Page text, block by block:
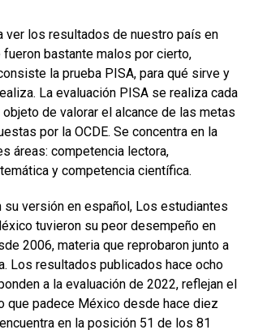
ver los resultados de nuestro país en
fueron bastante malos por cierto,
la prueba PISA, para qué sirve y
La evaluación PISA se realiza cada
de valorar el alcance de las metas
por la OCDE. Se concentra en la
áreas: competencia lectora,
y competencia científica.
su versión en español, Los estudiantes
tuvieron su peor desempeño en
2006, materia que reprobaron junto a
Los resultados publicados hace ocho
a la evaluación de 2022, reflejan el
que padece México desde hace diez
en la posición 51 de los 81